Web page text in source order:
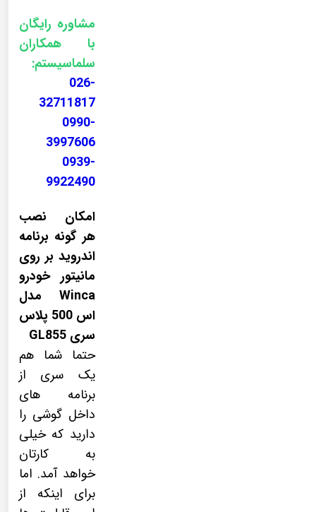
مشاوره رایگان
با همکاران
سلماسیستم:
026-
32711817
0990-
3997606
0939-
9922490
امکان نصب
هر گونه برنامه
اندروید بر روی
مانیتور خودرو
Winca مدل
اس 500 پلاس
سری GL855
حتما شما هم
یک سری از
برنامه های
داخل گوشی را
دارید که خیلی
به کارتان
خواهد آمد. اما
برای اینکه از